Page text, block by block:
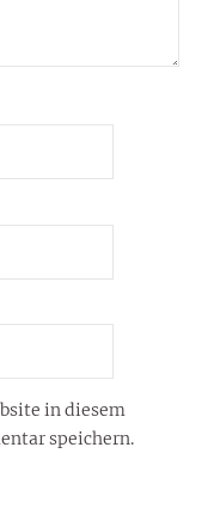
in diesem
speichern.